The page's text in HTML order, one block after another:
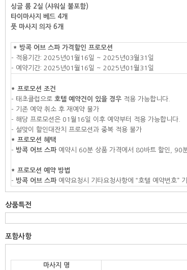
싱글 룸 2실 (샤워실 불포함)
타이마사지 베드 4개
풋 마사지 의자 6개
* 방콕 어브 스파 가격할인 프로모션
- 적용기간: 2025년01월16일 ~ 2025년03월31일
- 예약기간: 2025년01월16일 ~ 2025년01월31일
* 프로모션 조건
- 태초클럽으로 호텔 예약건이 있을 경우 적용 가능합니다.
- 기존 예약 취소 후 재예약 불가
- 해당 프로모션은 01월16일 이후 예약부터 적용 가능합니다.
- 설맞이 할인대잔치 프로모션과 중복 적용 불가
* 프로모션 혜택
- 방콕 어브 스파 예약시 60분 상품 가격에서 80바트 할인, 90
* 프로모션 예약 방법
- 방콕 어브 스파 예약요청시 기타요청사항에 “호텔 예약번호”
상품특전
포함사항
마사지 명